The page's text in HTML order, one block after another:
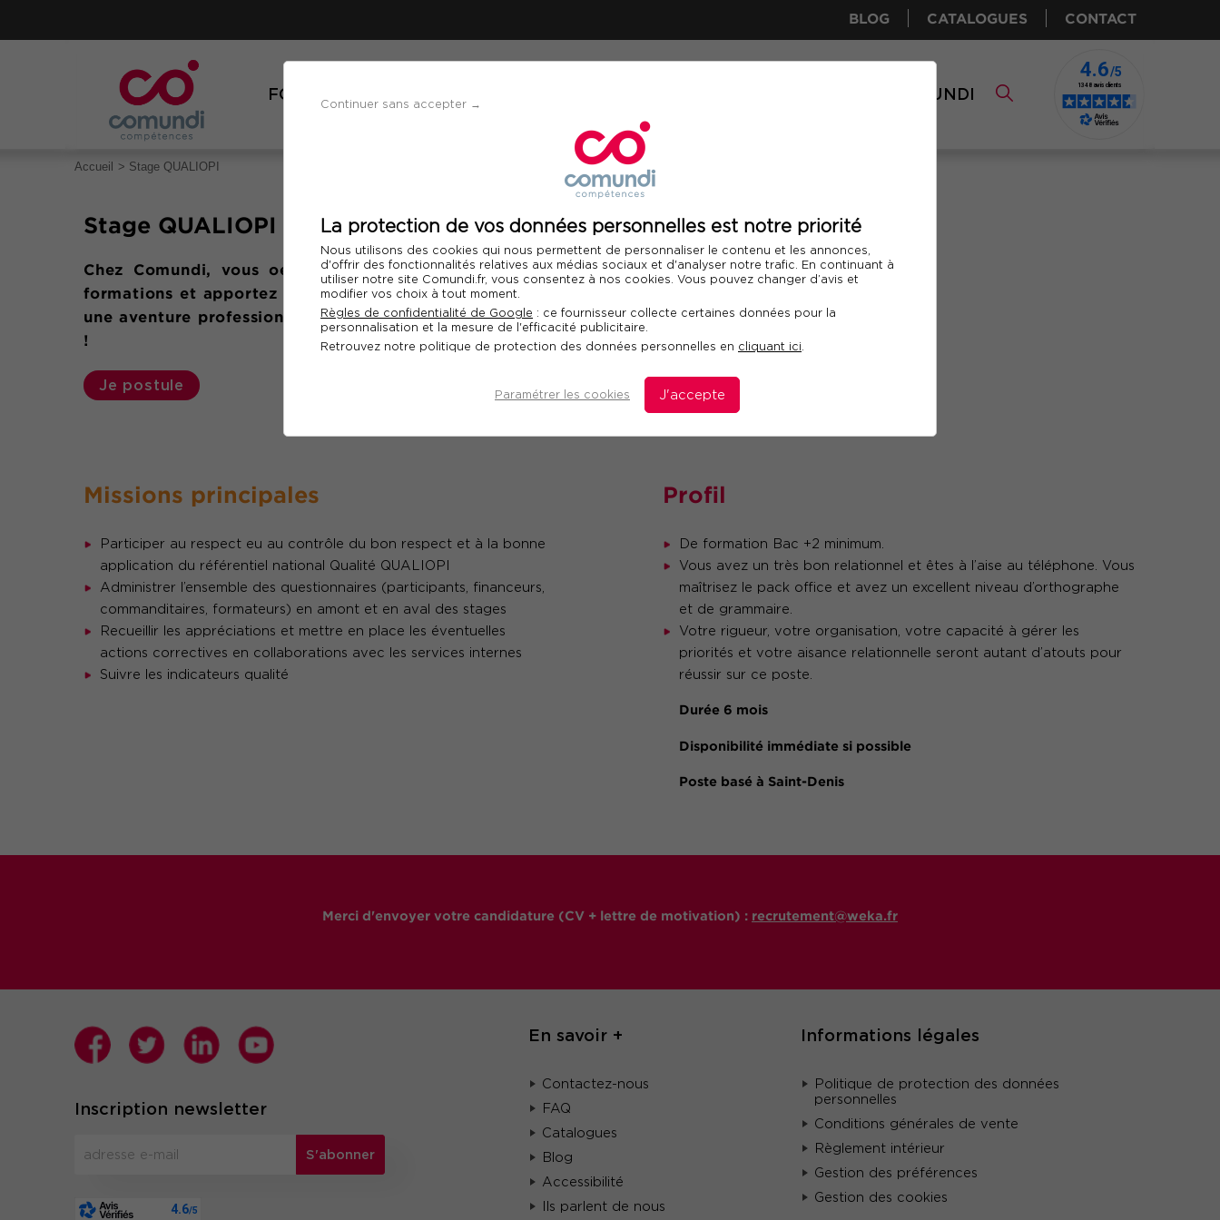
Continuer sans accepter →
La protection de vos données personnelles est notre priorité
Nous utilisons des cookies qui nous permettent de personnaliser le contenu et les annonces,
d'offrir des fonctionnalités relatives aux médias sociaux et d'analyser notre trafic. En continuant à
utiliser notre site Comundi.fr, vous consentez à nos cookies. Vous pouvez changer d’avis et
modifier vos choix à tout moment.
Règles de confidentialité de Google : ce fournisseur collecte certaines données pour la
personnalisation et la mesure de l'efficacité publicitaire.
Retrouvez notre politique de protection des données personnelles en cliquant ici.
Paramétrer les cookies J'accepte
BLOG CATALOGUES CONTACT
FORMATIONS COMUNDI
Accueil Stage QUALIOPI
Stage QUALIOPI
Chez Comundi, vous oeuvrez pour le bon déroulement des
formations et apportez votre bonne humeur. Embarquez pour
une aventure professionnelle variée et remplie d’opportunités
!
Je postule
Missions principales
Participer au respect eu au contrôle du bon respect et à la bonne
application du référentiel national Qualité QUALIOPI
Administrer l’ensemble des questionnaires (participants, financeurs,
commanditaires, formateurs) en amont et en aval des stages
Recueillir les appréciations et mettre en place les éventuelles
actions correctives en collaborations avec les services internes
Suivre les indicateurs qualité
Profil
De formation Bac +2 minimum.
Vous avez un très bon relationnel et êtes à l’aise au téléphone. Vous
maîtrisez le pack office et avez un excellent niveau d’orthographe
et de grammaire.
Votre rigueur, votre organisation, votre capacité à gérer les
priorités et votre aisance relationnelle seront autant d’atouts pour
réussir sur ce poste.
Durée 6 mois
Disponibilité immédiate si possible
Poste basé à Saint-Denis
Merci d'envoyer votre candidature (CV + lettre de motivation) : recrutement@weka.fr
Inscription newsletter
S'abonner
En savoir +
Contactez-nous
FAQ
Catalogues
Blog
Accessibilité
Ils parlent de nous
Informations légales
Politique de protection des données
personnelles
Conditions générales de vente
Règlement intérieur
Gestion des préférences
Gestion des cookies